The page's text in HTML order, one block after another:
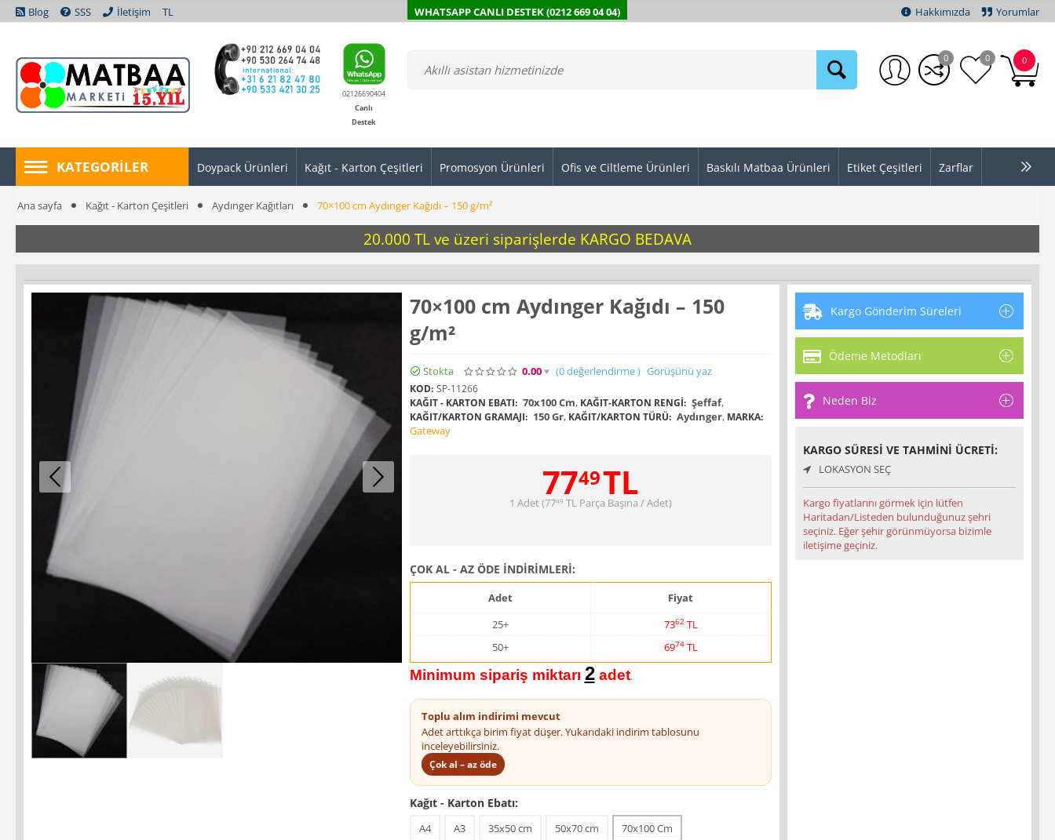
Blog SSS İletişim TL WHATSAPP CANLI DESTEK (0212 669 04 04) Hakkımızda Yorumlar
02126690404
Canlı
Destek
0
0 0
KATEGORILER Doypack Ürünleri Kağıt - Karton Çeşitleri Promosyon Ürünleri Ofis ve Ciltleme Ürünleri Baskılı Matbaa Ürünleri Etiket Çeşitleri Zarflar
Ana sayfa Kağıt - Karton Çeşitleri Aydınger Kağıtları 70×100 cm Aydınger Kağıdı – 150 g/m²
20.000 TL ve üzeri siparişlerde KARGO BEDAVA
70×100 cm Aydınger Kağıdı – 150
g/m²
Stokta 0.00 (0değerlendirme) Görüşünü yaz
KOD: SP-11266
KAĞIT - KARTON EBATI: 70x100 Cm, KAĞIT-KARTON RENGI: Şeffaf,
KAĞIT/KARTON GRAMAJI: 150 Gr, KAĞIT/KARTON TÜRÜ: Aydınger, MARKA:
Gateway
7749TL
1 Adet (7749 TLParça Başına / Adet)
ÇOK AL - AZ ÖDE İNDİRİMLERİ:
Adet
Fiyat
25+
7362TL
50+
6974TL
Minimum sipariş miktarı 2 adet.
Toplu alım indirimi mevcut
Adet arttıkça birim fiyat düşer. Yukarıdaki indirim tablosunu
inceleyebilirsiniz.
Çok al – az öde
Kağıt - Karton Ebatı:
A4 A3 35x50 cm 50x70 cm 70x100 Cm
Kargo Gönderim Süreleri
Ödeme Metodları
Neden Biz
KARGO SÜRESI VE TAHMINI ÜCRETI:
LOKASYON SEÇ
Kargo fiyatlarını görmek için lütfen
Haritadan/Listeden bulunduğunuz şehri
seçiniz. Eğer şehir görünmüyorsa bizimle
iletişime geçiniz.